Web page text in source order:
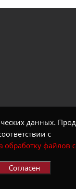
данных.
с
обработку файлов
Согласен